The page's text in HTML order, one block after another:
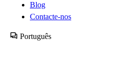
Blog
Contacte-nos
Português